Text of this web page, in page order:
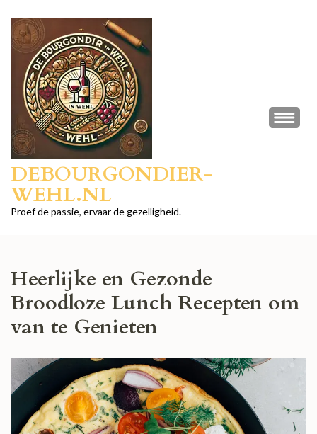
naar
inhoud
Enter)
DEBOURGONDIER-
WEHL.NL
Proef de passie, ervaar de gezelligheid.
Heerlijke en Gezonde
Broodloze Lunch Recepten om
van te Genieten